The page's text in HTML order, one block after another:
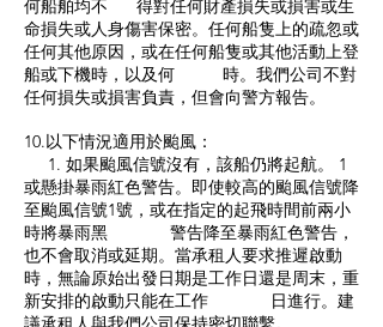
何船舶均不 得對任何財產損失或損害或生
命損失或人身傷害保密。任何船隻上的疏忽或
任何其他原因，或在任何船隻或其他活動上登
船或下機時，以及何 時。我們公司不對
任何損失或損害負責，但會向警方報告。
10.以下情況適用於颱風：
1. 如果颱風信號沒有，該船仍將起航。 1
或懸掛暴雨紅色警告。即使較高的颱風信號降
至颱風信號1號，或在指定的起飛時間前兩小
時將暴雨黑 警告降至暴雨紅色警告，
也不會取消或延期。當承租人要求推遲啟動
時，無論原始出發日期是工作日還是周末，重
新安排的啟動只能在工作 日進行。建